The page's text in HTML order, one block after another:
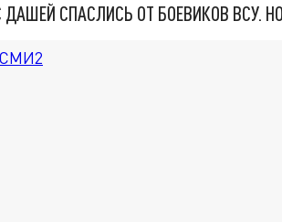
ДАШЕЙ СПАСЛИСЬ ОТ БОЕВИКОВ ВСУ.
СМИ2